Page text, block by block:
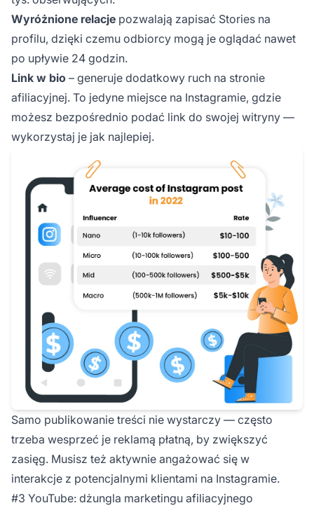
Wyróżnione relacje pozwalają zapisać Stories na
profilu, dzięki czemu odbiorcy mogą je oglądać nawet
po upływie 24 godzin.
Link w bio – generuje dodatkowy ruch na stronie
afiliacyjnej. To jedyne miejsce na Instagramie, gdzie
możesz bezpośrednio podać link do swojej witryny —
wykorzystaj je jak najlepiej.
Samo publikowanie treści nie wystarczy — często
trzeba wesprzeć je reklamą płatną, by zwiększyć
zasięg. Musisz też aktywnie angażować się w
interakcje z potencjalnymi klientami na Instagramie.
#3 YouTube: dżungla marketingu afiliacyjnego